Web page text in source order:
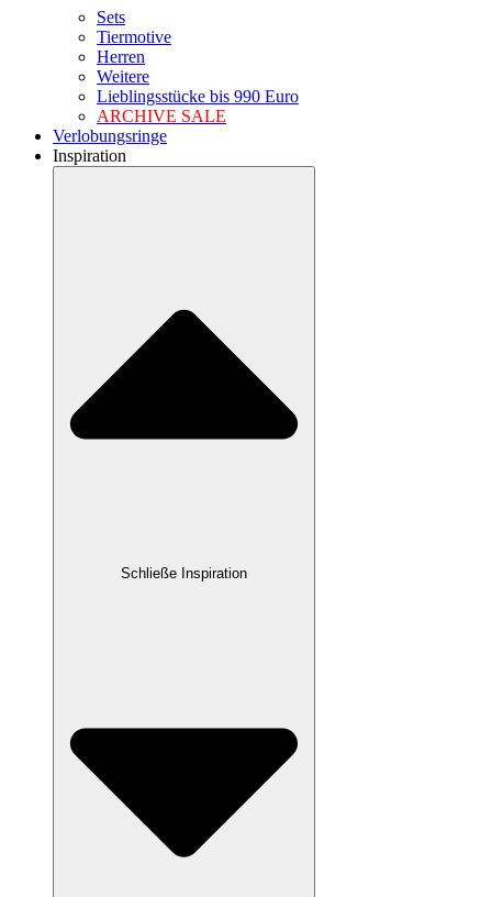
Sets
Tiermotive
Herren
Weitere
Lieblingsstücke bis 990 Euro
ARCHIVE SALE
Verlobungsringe
Inspiration
Schließe Inspiration